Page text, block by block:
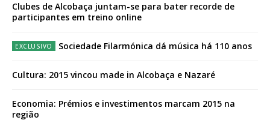
Clubes de Alcobaça juntam-se para bater recorde de
participantes em treino online
Sociedade Filarmónica dá música há 110 anos
Cultura: 2015 vincou made in Alcobaça e Nazaré
Economia: Prémios e investimentos marcam 2015 na
região